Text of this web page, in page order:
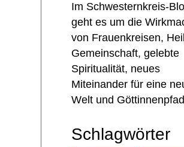
Im Schwesternkreis-
geht es um die
von Frauenkreisen,
Gemeinschaft, gelebte
Spiritualität, neues
Miteinander für eine
Welt und
Schlagwörter